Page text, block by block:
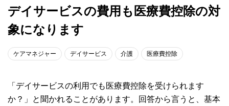
デイサービスの費用も医療費控除の対
象になります
ケアマネジャー デイサービス 介護 医療費控除
「デイサービスの利用でも医療費控除を受けられます
か？」と聞かれることがあります。回答から言うと、基本